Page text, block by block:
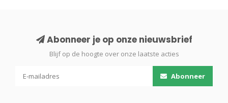
Abonneer je op onze nieuwsbrief
Blijf op de hoogte over onze laatste acties
Abonneer